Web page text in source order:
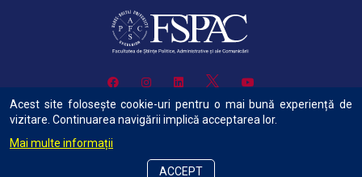
Acest site folosește cookie-uri pentru o mai bună experiență de
vizitare. Continuarea navigării implică acceptarea lor.
Mai multe informații
ACCEPT
Copyright © 2018Minden jog fenntartva. BBTE Politika-, Közigazgatás-